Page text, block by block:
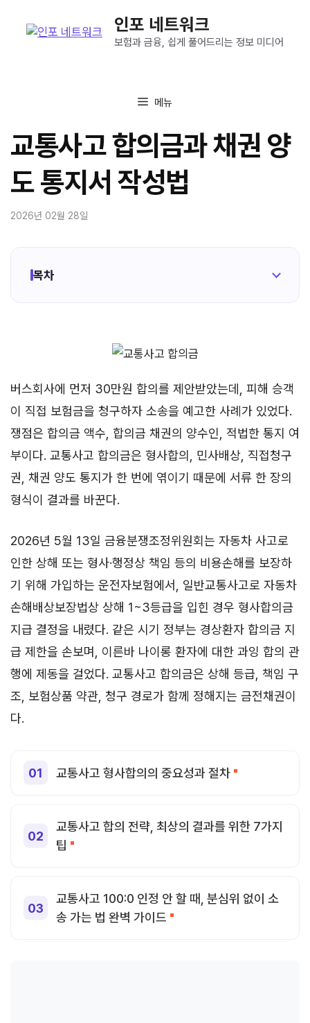
인포 네트워크
보험과 금융, 쉽게 풀어드리는 정보 미디어
메뉴
교통사고 합의금과 채권 양
도 통지서 작성법
2026년 02월 28일
목차
버스회사에 먼저 30만원 합의를 제안받았는데, 피해 승객
이 직접 보험금을 청구하자 소송을 예고한 사례가 있었다.
쟁점은 합의금 액수, 합의금 채권의 양수인, 적법한 통지 여
부이다. 교통사고 합의금은 형사합의, 민사배상, 직접청구
권, 채권 양도 통지가 한 번에 엮이기 때문에 서류 한 장의
형식이 결과를 바꾼다.
2026년 5월 13일 금융분쟁조정위원회는 자동차 사고로
인한 상해 또는 형사·행정상 책임 등의 비용손해를 보장하
기 위해 가입하는 운전자보험에서, 일반교통사고로 자동차
손해배상보장법상 상해 1~3등급을 입힌 경우 형사합의금
지급 결정을 내렸다. 같은 시기 정부는 경상환자 합의금 지
급 제한을 손보며, 이른바 나이롱 환자에 대한 과잉 합의 관
행에 제동을 걸었다. 교통사고 합의금은 상해 등급, 책임 구
조, 보험상품 약관, 청구 경로가 함께 정해지는 금전채권이
다.
교통사고 형사합의의 중요성과 절차
교통사고 합의 전략, 최상의 결과를 위한 7가지
팁
교통사고 100:0 인정 안 할 때, 분심위 없이 소
송 가는 법 완벽 가이드